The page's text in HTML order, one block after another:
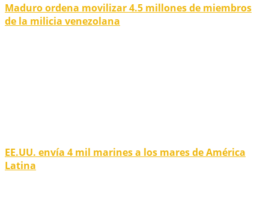
Maduro ordena movilizar 4.5 millones de miembros
de la milicia venezolana
EE.UU. envía 4 mil marines a los mares de América
Latina